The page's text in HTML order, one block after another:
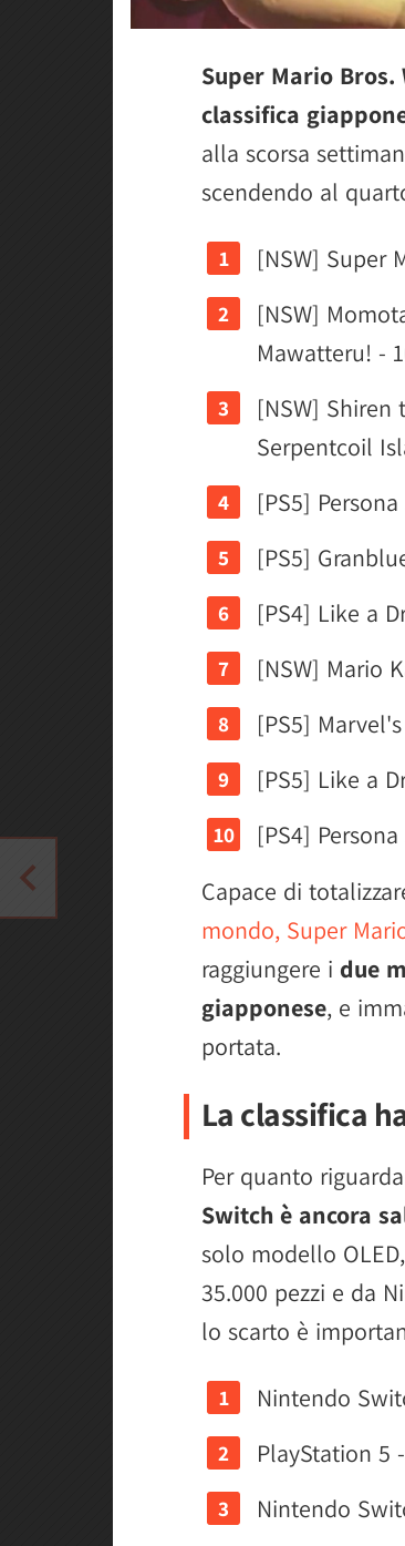
Super Mario Bros.
classifica
alla scorsa
scendendo al
[NSW] Super
[NSW]
Mawatteru! -
[NSW] Shiren
Serpentcoil
[PS5]
[PS5]
[PS4] Like a
[NSW] Mario
[PS5]
[PS5] Like a
[PS4]
Capace di
mondo, Super
raggiungere i due
giapponese, e
portata.
La classifica
Per quanto
Switch è ancora
solo modello
35.000 pezzi e da
lo scarto è
Nintendo
PlayStation 5
Nintendo